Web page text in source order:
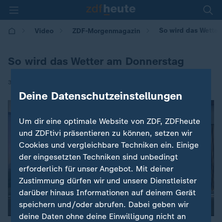
Video ZDF-Morgenmagazin So wird das
So wird das Wetter am Donnerstag
31.10.2024 | 05:30
Deine Datenschutzeinstellungen
Um dir eine optimale Website von ZDF, ZDFheute
und ZDFtivi präsentieren zu können, setzen wir
Cookies und vergleichbare Techniken ein. Einige
der eingesetzten Techniken sind unbedingt
erforderlich für unser Angebot. Mit deiner
Zustimmung dürfen wir und unsere Dienstleister
darüber hinaus Informationen auf deinem Gerät
speichern und/oder abrufen. Dabei geben wir
deine Daten ohne deine Einwilligung nicht an